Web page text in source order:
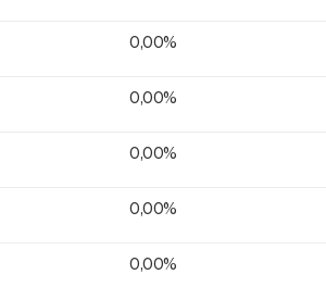
0,00%
0,00%
0,00%
0,00%
0,00%